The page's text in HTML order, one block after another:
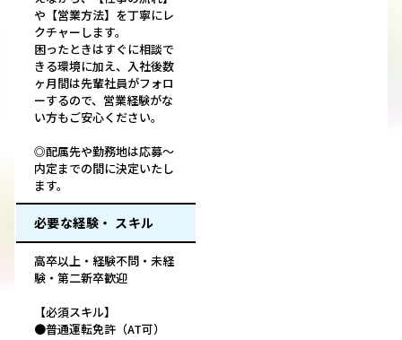
や【営業方法】を丁寧にレ
クチャーします。
困ったときはすぐに相談で
きる環境に加え、入社後数
ヶ月間は先輩社員がフォロ
ーするので、営業経験がな
い方もご安心ください。
◎配属先や勤務地は応募～
内定までの間に決定いたし
ます。
必要な経験・ スキル
高卒以上・経験不問・未経
験・第二新卒歓迎
【必須スキル】
●普通運転免許（AT可）